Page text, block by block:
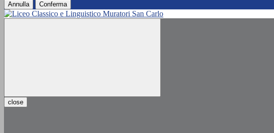
Annulla Conferma
close